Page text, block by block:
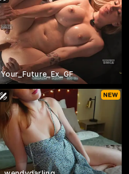
Your_Future_Ex_GF